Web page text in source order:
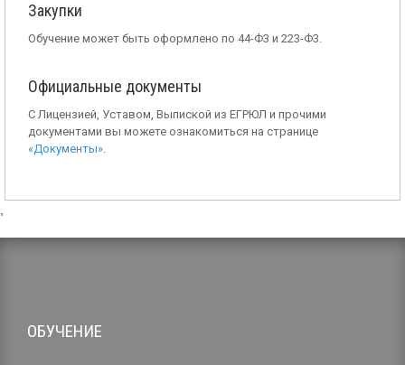
Закупки
Обучение может быть оформлено по 44-Ф3 и 223-Ф3.
Официальные документы
С Лицензией, Уставом, Выпиской из ЕГРЮЛ и прочими
документами вы можете ознакомиться на странице
«Документы».
ОБУЧЕНИЕ